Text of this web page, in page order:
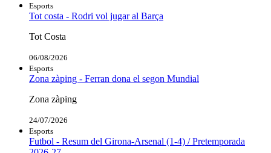
Esports
Tot costa - Rodri vol jugar al Barça
Tot Costa
06/08/2026
Esports
Zona zàping - Ferran dona el segon Mundial
Zona zàping
24/07/2026
Esports
Futbol - Resum del Girona-Arsenal (1-4) / Pretemporada